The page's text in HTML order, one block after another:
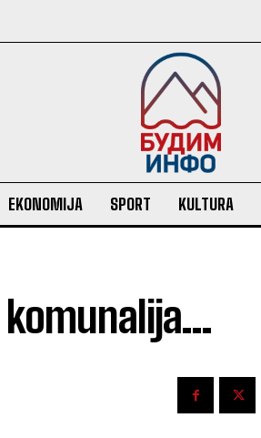
EKONOMIJA SPORT KULTURA
komunalija…